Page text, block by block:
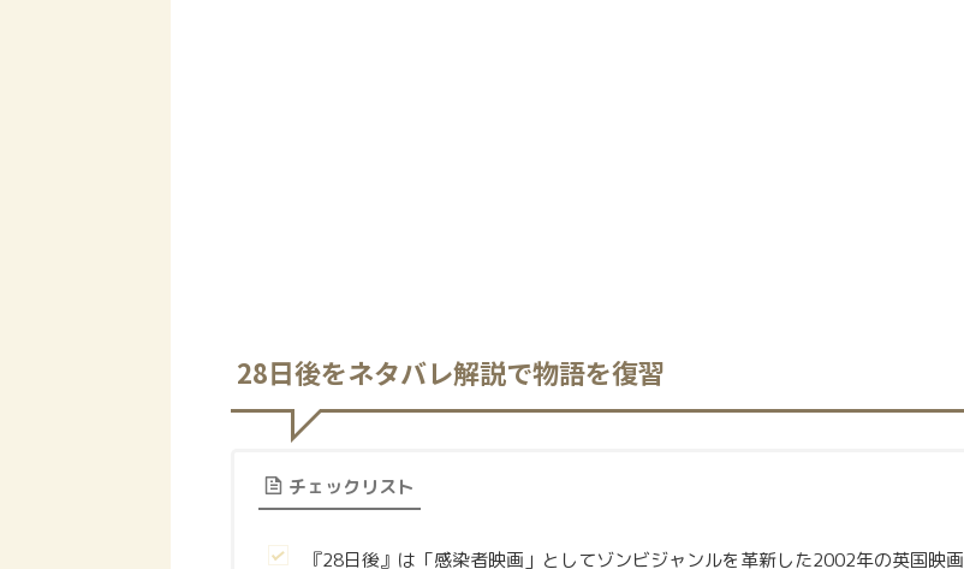
28日後をネタバレ解説で物語を復習
チェックリスト
『28日後』は「感染者映画」としてゾンビジャンルを革新した2002年の英国映画